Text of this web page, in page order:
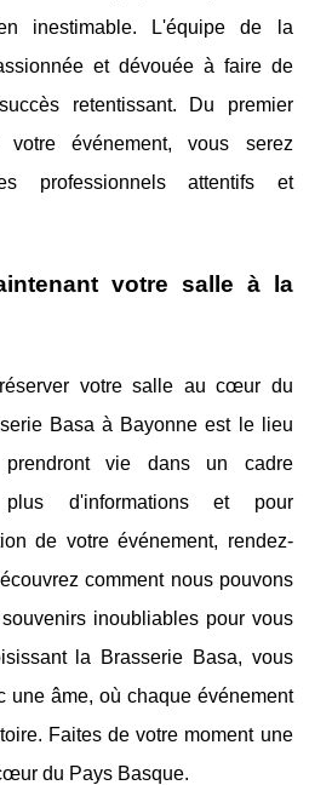
inestimable. L'équipe de la
et dévouée à faire de
retentissant. Du premier
événement, vous serez
professionnels attentifs et
votre salle à la
votre salle au cœur du
Basa à Bayonne est le lieu
vie dans un cadre
plus d'informations et pour
de votre événement, rendez-
comment nous pouvons
inoubliables pour vous
la Brasserie Basa, vous
une âme, où chaque événement
Faites de votre moment une
du Pays Basque.